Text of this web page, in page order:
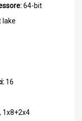
64-bit
lake
16
1x8+2x4